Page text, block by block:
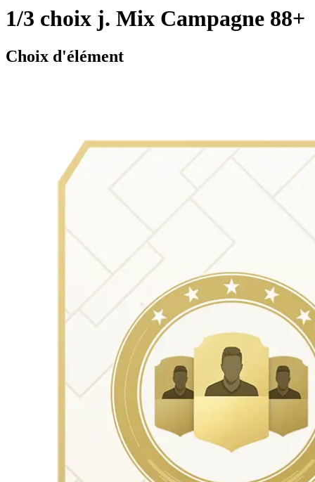
1/3 choix j. Mix Campagne 88+
Choix d'élément